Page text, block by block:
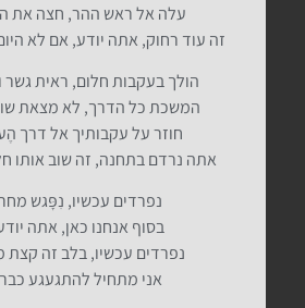
עלה אל ראש ההר, חצה את
זה עוד רחוק, אתה יודע, אם לא
הולך בעקבות חלום, ראית גשר
המשכת כל הדרך, לא מצאת
חוזר על עקבותיך אל דרך
אתה נרדם בתחנה, זה שוב אותו
נפרדים עכשיו, נִפָּגש
בסוף אנחנו כאן, אתה
נפרדים עכשיו, בלב זה קצת
אני מתחיל להתגעגע כבר